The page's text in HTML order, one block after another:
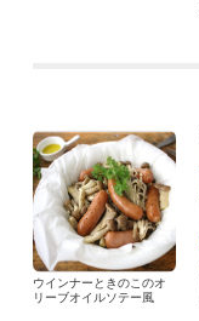
ウインナーときのこのオ
リーブオイルソテー風